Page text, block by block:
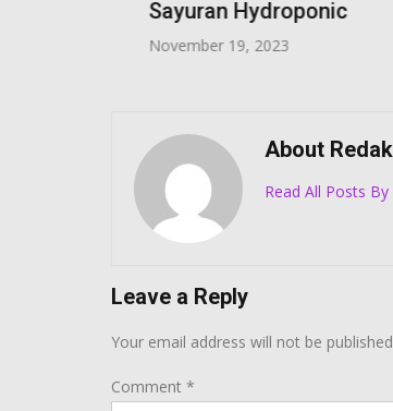
Sayuran Hydroponic
November 19, 2023
About
Read All Posts By
Leave a Reply
Your email address will not be
Comment *